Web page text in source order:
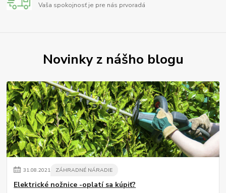
Vaša spokojnosť je pre nás prvoradá
Novinky z nášho blogu
31.08.2021 ZÁHRADNÉ NÁRADIE
Elektrické nožnice -oplatí sa kúpiť?